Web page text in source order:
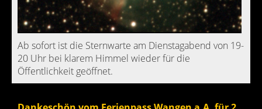
Ab sofort ist die Sternwarte am Dienstagabend von 19-
20 Uhr bei klarem Himmel wieder für die
Öffentlichkeit geöffnet.